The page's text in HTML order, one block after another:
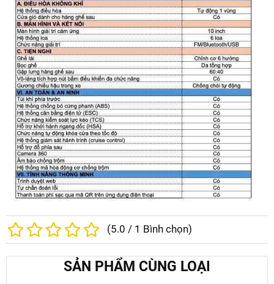
(5.0 / 1 Bình chọn)
SẢN PHẨM CÙNG LOẠI